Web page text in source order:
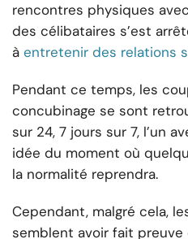
rencontres physiques
des célibataires s’est
à entretenir des relations
Pendant ce temps, les
concubinage se sont
sur 24, 7 jours sur 7, l’un
idée du moment où
la normalité reprendra.
Cependant, malgré cela,
semblent avoir fait